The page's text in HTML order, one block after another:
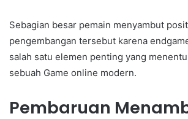
Sebagian besar pemain menyambut
pengembangan tersebut karena
salah satu elemen penting yang
sebuah Game online modern.
Pembaruan